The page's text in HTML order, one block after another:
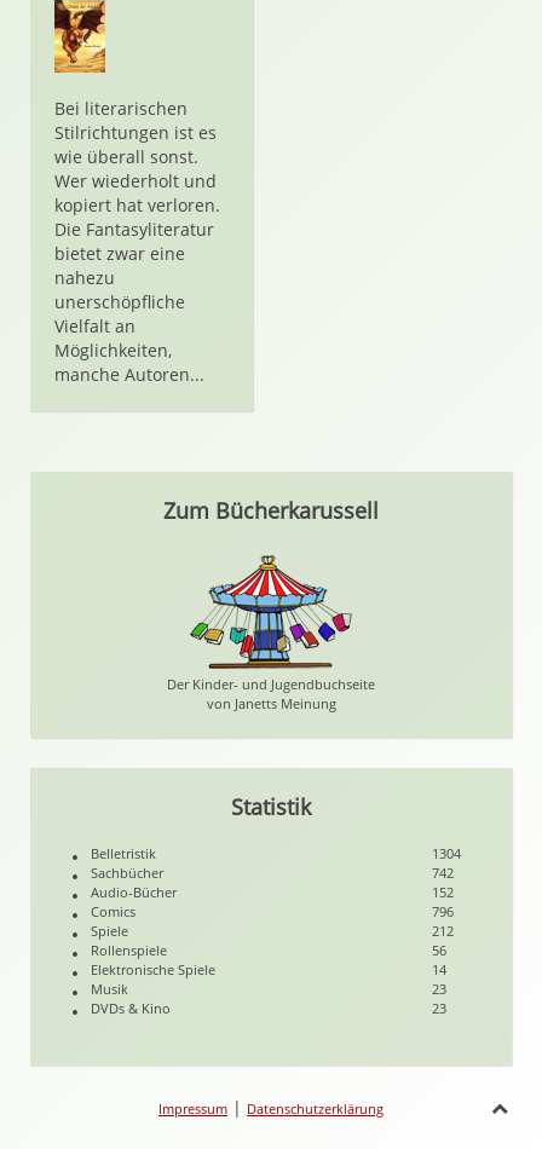
Bei literarischen
Stilrichtungen ist es
wie überall sonst.
Wer wiederholt und
kopiert hat verloren.
Die Fantasyliteratur
bietet zwar eine
nahezu
unerschöpfliche
Vielfalt an
Möglichkeiten,
manche Autoren...
Zum Bücherkarussell
Der Kinder- und Jugendbuchseite
von Janetts Meinung
Statistik
Belletristik
1304
Sachbücher
742
Audio-Bücher
152
Comics
796
Spiele
212
Rollenspiele
56
Elektronische Spiele
14
Musik
23
DVDs & Kino
23
Impressum | Datenschutzerklärung